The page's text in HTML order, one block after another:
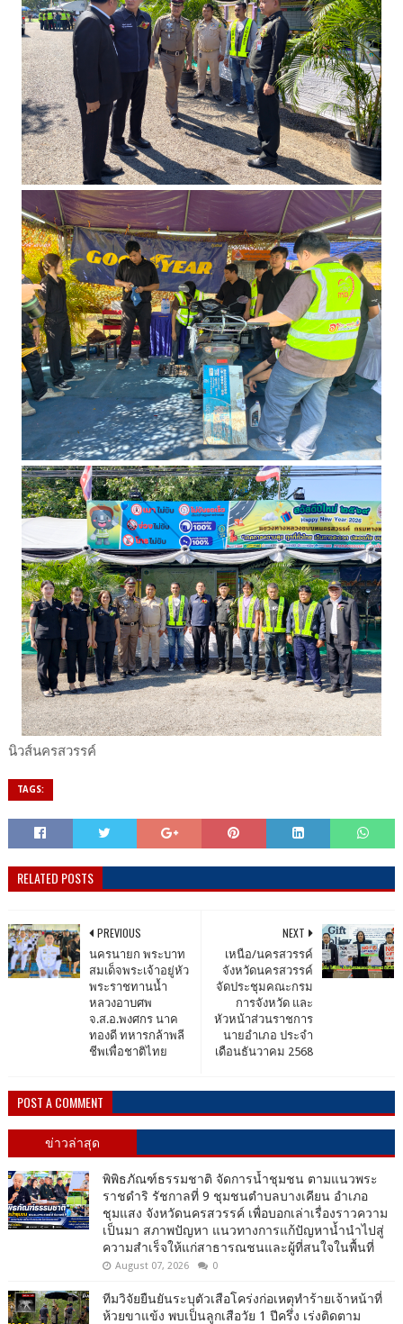
นิวส์นครสวรรค์
TAGS:
RELATED POSTS
NEXT
เหนือ/นครสวรรค์
จังหวัดนครสวรรค์
จัดประชุมคณะกรม
การจังหวัด และ
หัวหน้าส่วนราชการ
นายอำเภอ ประจำ
เดือนธันวาคม 2568
PREVIOUS
นครนายก พระบาท
สมเด็จพระเจ้าอยู่หัว
พระราชทานน้ำ
หลวงอาบศพ
จ.ส.อ.พงศกร นาค
ทองดี ทหารกล้าพลี
ชีพเพื่อชาติไทย
POST A COMMENT
ข่าวล่าสุด
พิพิธภัณฑ์ธรรมชาติ จัดการน้ำชุมชน ตามแนวพระ
ราชดำริ รัชกาลที่ 9 ชุมชนตำบลบางเคียน อำเภอ
ชุมแสง จังหวัดนครสวรรค์ เพื่อบอกเล่าเรื่องราวความ
เป็นมา สภาพปัญหา แนวทางการแก้ปัญหาน้ำนำไปสู่
ความสำเร็จให้แก่สาธารณชนและผู้ที่สนใจในพื้นที่
August 07, 2026 0
ทีมวิจัยยืนยันระบุตัวเสือโคร่งก่อเหตุทำร้ายเจ้าหน้าที่
ห้วยขาแข้ง พบเป็นลูกเสือวัย 1 ปีครึ่ง เร่งติดตาม